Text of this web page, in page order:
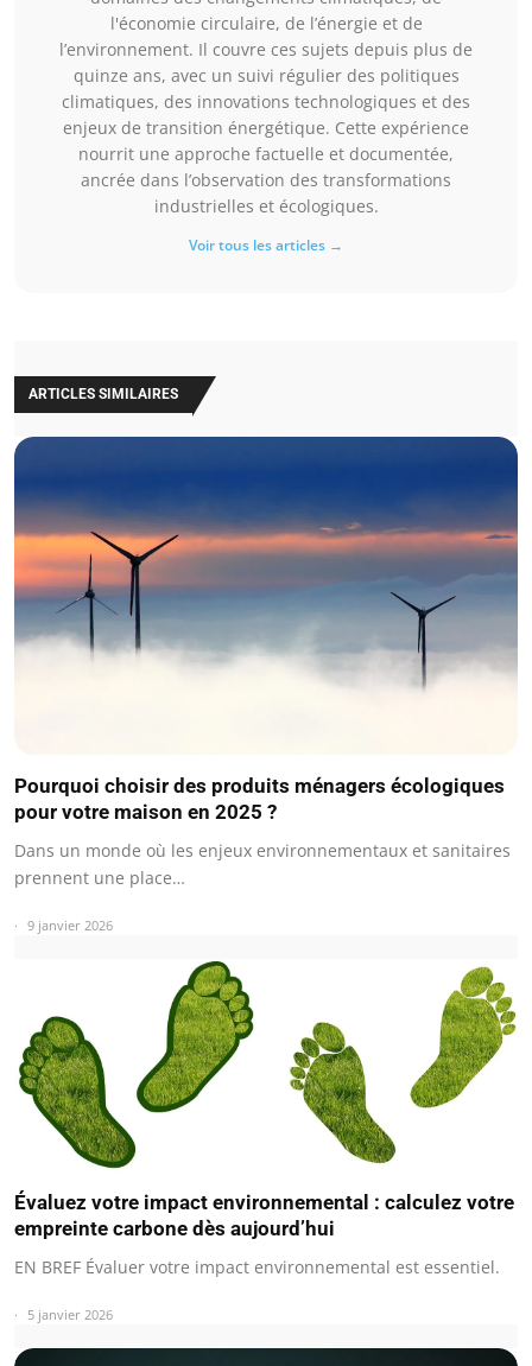
l'économie circulaire, de l’énergie et de
l’environnement. Il couvre ces sujets depuis plus de
quinze ans, avec un suivi régulier des politiques
climatiques, des innovations technologiques et des
enjeux de transition énergétique. Cette expérience
nourrit une approche factuelle et documentée,
ancrée dans l’observation des transformations
industrielles et écologiques.
Voir tous les articles →
ARTICLES SIMILAIRES
Pourquoi choisir des produits ménagers écologiques
pour votre maison en 2025 ?
Dans un monde où les enjeux environnementaux et sanitaires
prennent une place…
9 janvier 2026
Évaluez votre impact environnemental : calculez votre
empreinte carbone dès aujourd’hui
EN BREF Évaluer votre impact environnemental est essentiel.
5 janvier 2026